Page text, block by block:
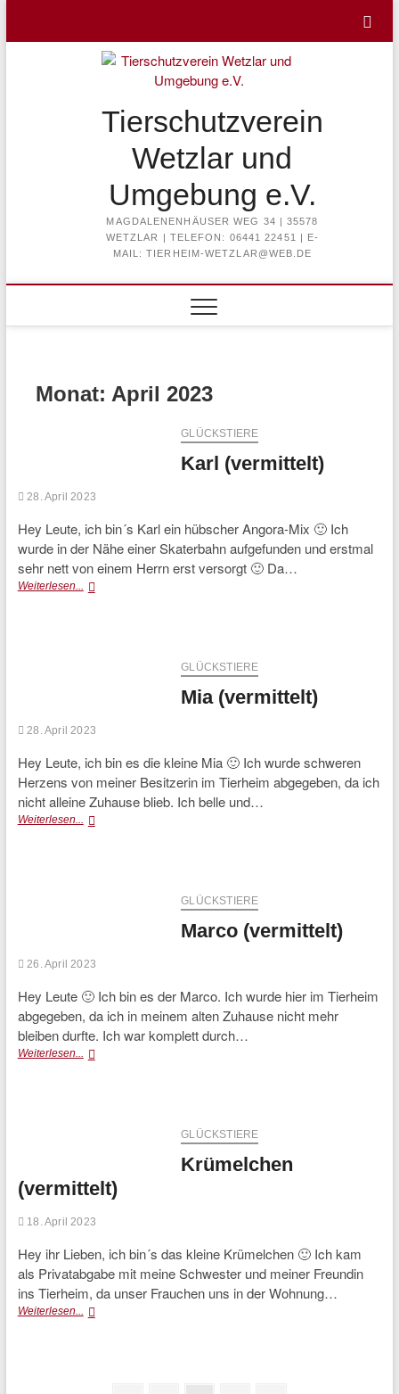
content
Tierschutzverein
Wetzlar und
Umgebung e.V.
MAGDALENENHÄUSER WEG 34 | 35578
WETZLAR | TELEFON: 06441 22451 | E-
MAIL: TIERHEIM-WETZLAR@WEB.DE
Monat: April 2023
GLÜCKSTIERE
Karl (vermittelt)
28. April 2023
Hey Leute, ich bin´s Karl ein hübscher Angora-Mix 🙂 Ich
wurde in der Nähe einer Skaterbahn aufgefunden und erstmal
sehr nett von einem Herrn erst versorgt 🙂 Da…
Weiterlesen... Karl
GLÜCKSTIERE
Mia (vermittelt)
28. April 2023
Hey Leute, ich bin es die kleine Mia 🙂 Ich wurde schweren
Herzens von meiner Besitzerin im Tierheim abgegeben, da ich
nicht alleine Zuhause blieb. Ich belle und…
Weiterlesen... Mia
GLÜCKSTIERE
Marco (vermittelt)
26. April 2023
Hey Leute 🙂 Ich bin es der Marco. Ich wurde hier im Tierheim
abgegeben, da ich in meinem alten Zuhause nicht mehr
bleiben durfte. Ich war komplett durch…
Weiterlesen... Marco
GLÜCKSTIERE
Krümelchen
(vermittelt)
18. April 2023
Hey ihr Lieben, ich bin´s das kleine Krümelchen 🙂 Ich kam
als Privatabgabe mit meine Schwester und meiner Freundin
ins Tierheim, da unser Frauchen uns in der Wohnung…
Weiterlesen... Krümelchen